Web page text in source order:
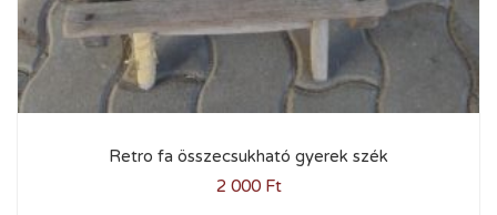
Retro fa összecsukható gyerek szék
2 000 Ft